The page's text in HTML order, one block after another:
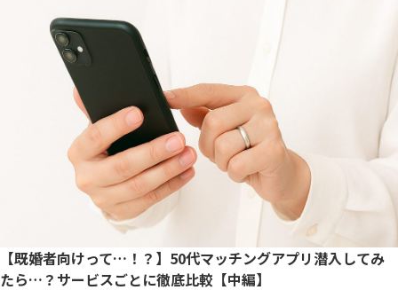
【既婚者向けって…！？】50代マッチングアプリ潜入してみ
たら…？サービスごとに徹底比較【中編】